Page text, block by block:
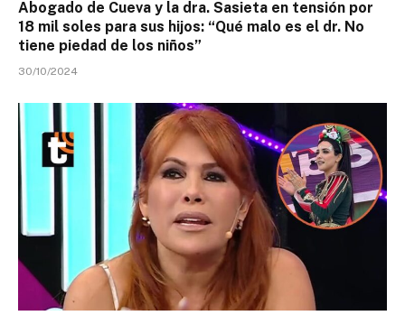
Abogado de Cueva y la dra. Sasieta en tensión por
18 mil soles para sus hijos: “Qué malo es el dr. No
tiene piedad de los niños”
30/10/2024